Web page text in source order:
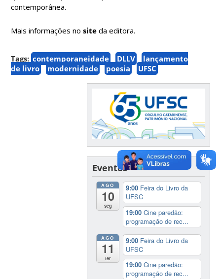
contemporânea.
Mais informações nosite da editora.
Tags: contemporaneidade DLLV
lançamento
de livro
modernidade poesia UFSC
Eventos
AGO
10
seg
9:00 Feira do Livro da
UFSC
19:00Cine paredão:
programação de rec...
AGO
11
ter
9:00 Feira do Livro da
UFSC
19:00Cine paredão:
programação de rec...